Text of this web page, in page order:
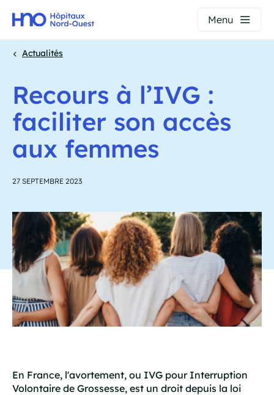
principal
Menu
d'Ariane
Actualités
Recours à l’IVG :
faciliter son accès
aux femmes
27 SEPTEMBRE 2023
En France, l'avortement, ou IVG pour Interruption
Volontaire de Grossesse, est un droit depuis la loi